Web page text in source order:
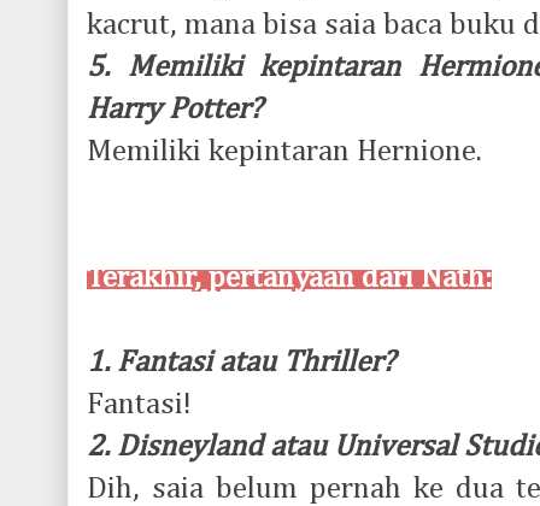
kacrut, mana bisa saia baca buku
5. Memiliki kepintaran
Harry Potter?
Memiliki kepintaran Hernione.
Terakhir, pertanyaan dari Nath:
1. Fantasi atau Thriller?
Fantasi!
2. Disneyland atau Universal
Dih, saia belum pernah ke dua